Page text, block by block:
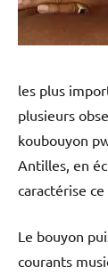
les plus
plusieurs
koubouyon
Antilles, en
caractérise ce
Le bouyon
courants